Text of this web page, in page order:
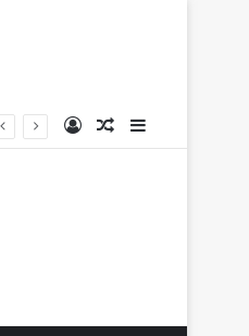
Log InRandom Article